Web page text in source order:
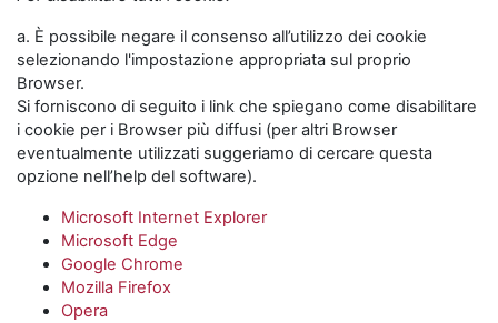
a. È possibile negare il consenso all’utilizzo dei cookie
selezionando l'impostazione appropriata sul proprio
Browser.
Si forniscono di seguito i link che spiegano come disabilitare
i cookie per i Browser più diffusi (per altri Browser
eventualmente utilizzati suggeriamo di cercare questa
opzione nell’help del software).
Microsoft Internet Explorer
Microsoft Edge
Google Chrome
Mozilla Firefox
Opera